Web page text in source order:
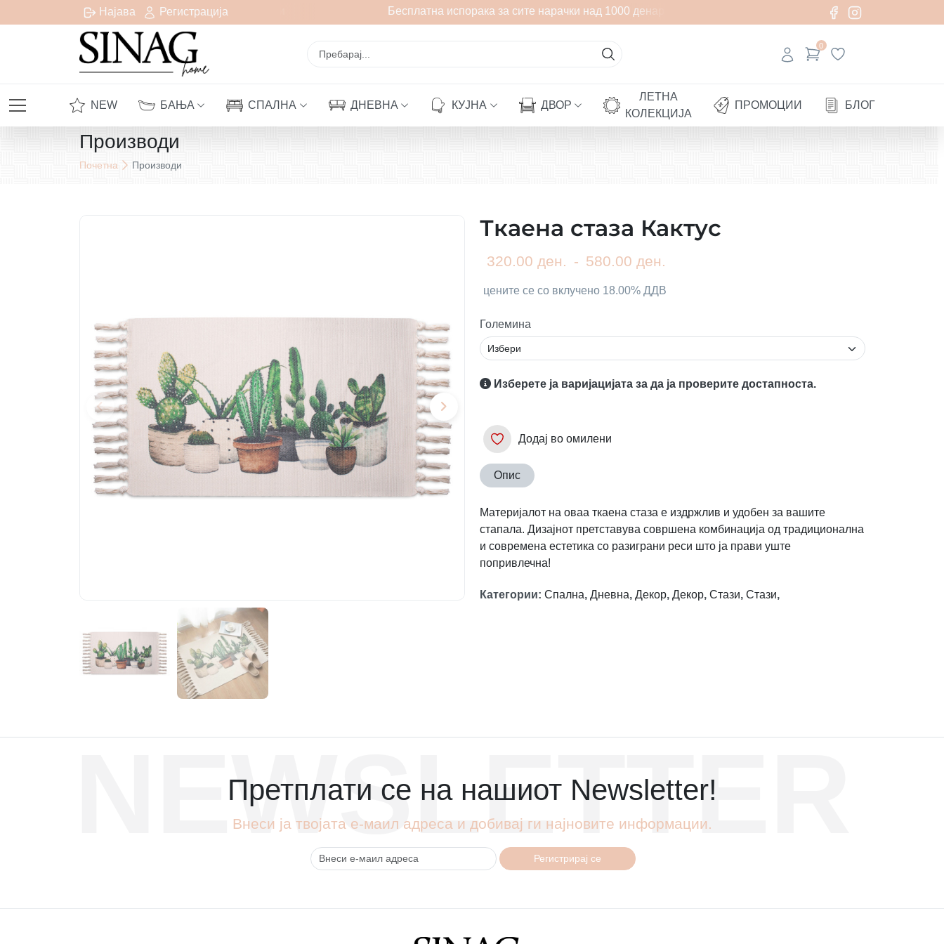
Најава Регистрација
испорака за сите нарачки над 1000 денари Бесплатна испорака за сите нарачки над 1000 денари
0
NEW БАЊА СПАЛНА ДНЕВНА КУЈНА ДВОР
ЛЕТНА
КОЛЕКЦИЈА
ПРОМОЦИИ БЛОГ
Производи
Почетна Производи
Ткаена стаза Кактус
320.00 ден. - 580.00 ден.
цените се со вклучено 18.00% ДДВ
Големина
Изберете ја варијацијата за да ја проверите достапноста.
Додај во омилени
Опис
Материјалот на оваа ткаена стаза е издржлив и удобен за вашите
стапала. Дизајнот претставува совршена комбинација од традиционална
и современа естетика со разиграни реси што ја прави уште
попривлечна!
Категории: Спална, Дневна, Декор, Декор, Стази, Стази,
NEWSLETTER
Претплати се на нашиот Newsletter!
Внеси ја твојата е-маил адреса и добивај ги најновите информации.
Регистрирај се